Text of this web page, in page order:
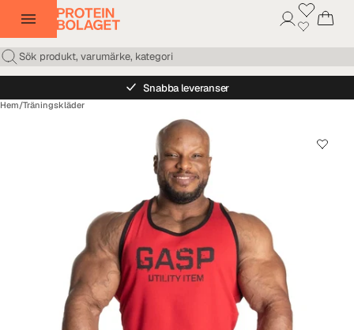
Snabba leveranser
Hem/Träningskläder